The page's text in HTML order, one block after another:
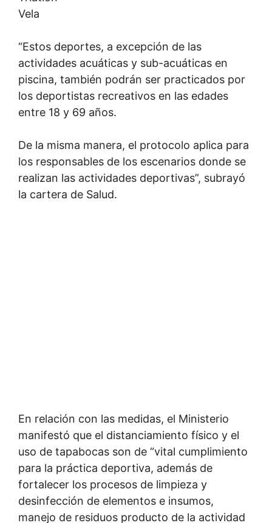
Vela
“Estos deportes, a excepción de las
actividades acuáticas y sub-acuáticas en
piscina, también podrán ser practicados por
los deportistas recreativos en las edades
entre 18 y 69 años.
De la misma manera, el protocolo aplica para
los responsables de los escenarios donde se
realizan las actividades deportivas”, subrayó
la cartera de Salud.
En relación con las medidas, el Ministerio
manifestó que el distanciamiento físico y el
uso de tapabocas son de “vital cumplimiento
para la práctica deportiva, además de
fortalecer los procesos de limpieza y
desinfección de elementos e insumos,
manejo de residuos producto de la actividad